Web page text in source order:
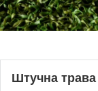
Штучна